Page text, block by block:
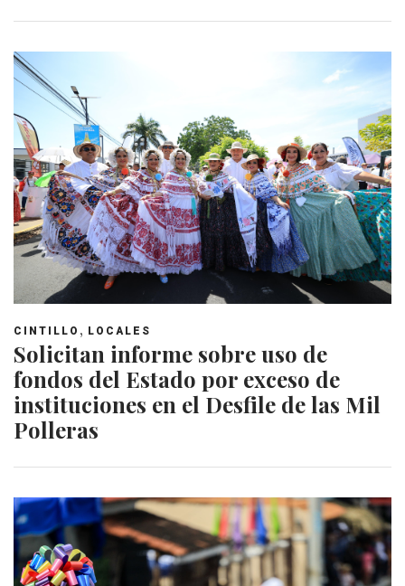
CINTILLO , LOCALES
Solicitan informe sobre uso de
fondos del Estado por exceso de
instituciones en el Desfile de las Mil
Polleras